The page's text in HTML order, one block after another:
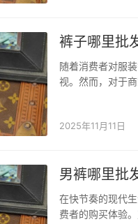
裤子哪里批
随着消费者对服
视。然而，对于
2025年11月11日
男裤哪里批
在快节奏的现代
费者的购买体验